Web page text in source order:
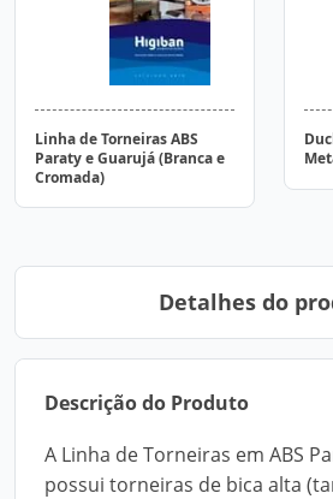
Linha de Torneiras ABS
Paraty e Guarujá (Branca e
Cromada)
Detalhes do
Descrição do Produto
A Linha de Torneiras em ABS
possui torneiras de bica alta